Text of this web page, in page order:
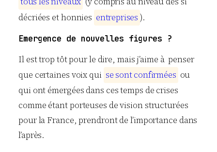
décriées et honnies entreprises ).
Emergence de nouvelles figures ?
Il est trop tôt pour le dire, mais j’aime à penser
que certaines voix qui se sontconfirmées ou
qui ont émergées dans ces temps de crises
comme étant porteuses de vision structurées
pour la France, prendront de l’importance dans
l’après.